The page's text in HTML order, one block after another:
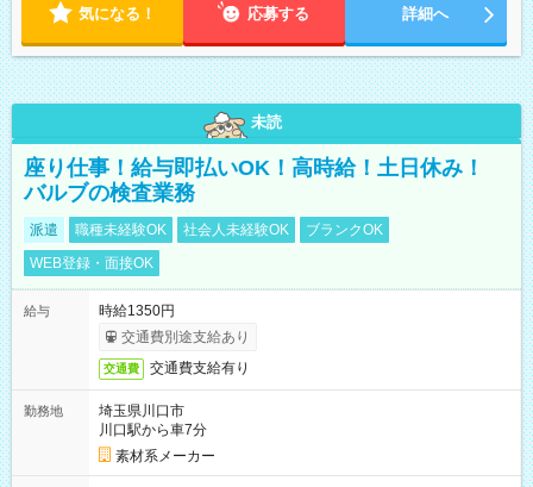
気になる！ 応募する 詳細へ
未読
座り仕事！給与即払いOK！高時給！土日休み！
バルブの検査業務
派遣 職種未経験OK 社会人未経験OK
ブランクOK
WEB登録・面接OK
給与
時給1350円
交通費別途支給あり
交通費 交通費支給有り
勤務地
埼玉県川口市
川口駅から車7分
素材系メーカー